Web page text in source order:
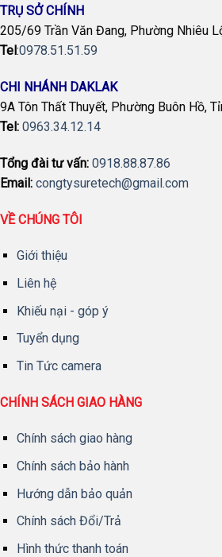
TRỤ SỞ CHÍNH
205/69 Trần Văn Đang, Phường Nhiêu
Tel :0978.51.51.59
CHI NHÁNH DAKLAK
9A Tôn Thất Thuyết, Phường Buôn Hồ,
Tel: 0963.34.12.14
Tổng đài tư vấn: 0918.88.87.86
Email: congtysuretech@gmail.com
VỀ CHÚNG TÔI
Giới thiệu
Liên hệ
Khiếu nại - góp ý
Tuyển dụng
Tin Tức camera
CHÍNH SÁCH GIAO HÀNG
Chính sách giao hàng
Chính sách bảo hành
Hướng dẫn bảo quản
Chính sách Đổi/Trả
Hình thức thanh toán